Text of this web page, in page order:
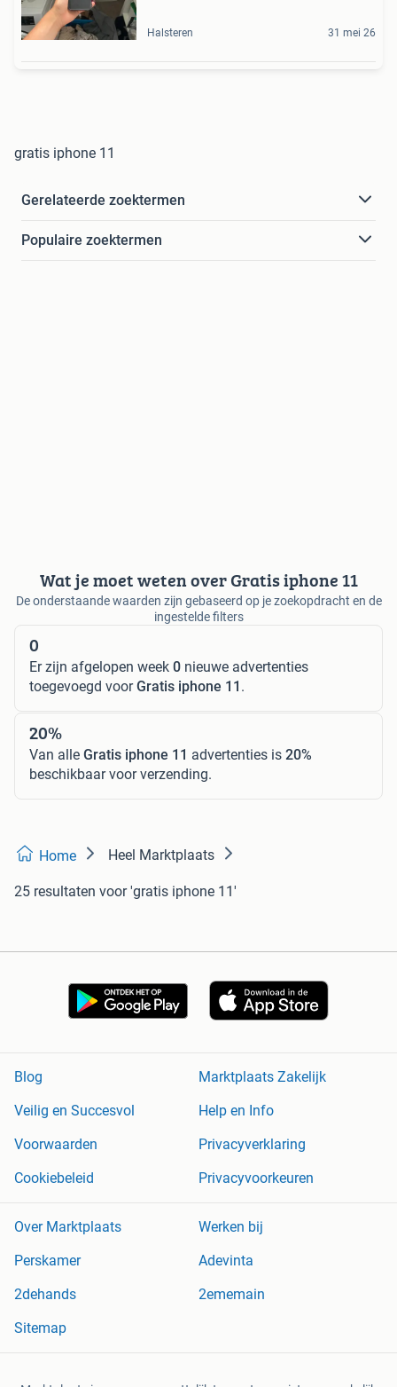
Halsteren 31 mei 26
gratis iphone 11
Gerelateerde zoektermen
Populaire zoektermen
Wat je moet weten over Gratis iphone 11
De onderstaande waarden zijn gebaseerd op je zoekopdracht en de
ingestelde filters
0
Er zijn afgelopen week 0 nieuwe advertenties
toegevoegd voorGratis iphone 11 .
20%
Van alle Gratis iphone 11 advertenties is 20%
beschikbaar voor verzending.
Home Heel Marktplaats
25 resultaten voor 'gratis iphone 11'
Blog
Marktplaats Zakelijk
Veilig en Succesvol
Help en Info
Voorwaarden
Privacyverklaring
Cookiebeleid
Privacyvoorkeuren
Over Marktplaats
Werken bij
Perskamer
Adevinta
2dehands
2ememain
Sitemap